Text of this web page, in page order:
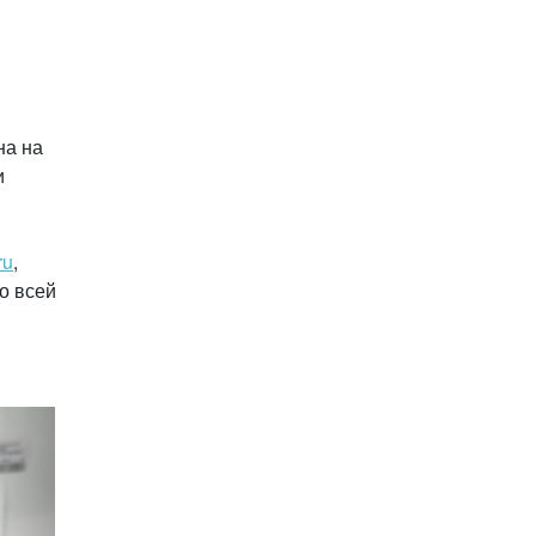
на
,
всей